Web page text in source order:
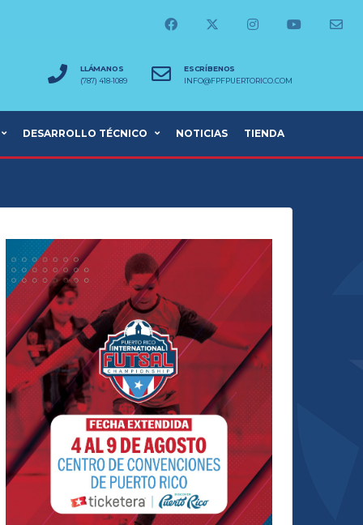
LLÁMANOS
(787) 418-1089
ESCRÍBENOS
INFO@FPFPUERTORICO.COM
DESARROLLO TÉCNICO NOTICIAS TIENDA